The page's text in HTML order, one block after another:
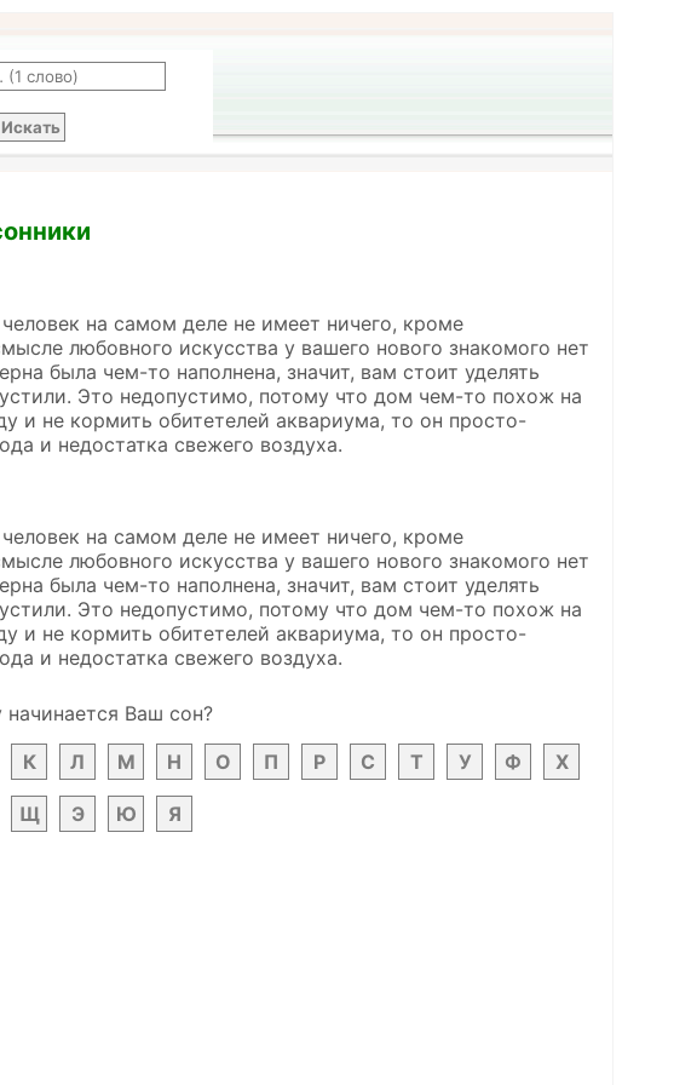
на самом деле не имеет ничего, кроме
любовного искусства у вашего нового знакомого нет
была чем-то наполнена, значит, вам стоит уделять
Это недопустимо, потому что дом чем-то похож на
и не кормить обитетелей аквариума, то он просто-
и недостатка свежего воздуха.
на самом деле не имеет ничего, кроме
любовного искусства у вашего нового знакомого нет
была чем-то наполнена, значит, вам стоит уделять
Это недопустимо, потому что дом чем-то похож на
и не кормить обитетелей аквариума, то он просто-
и недостатка свежего воздуха.
Ваш сон?
К Л М Н О П Р С Т У Ф Х
Щ Э Ю Я